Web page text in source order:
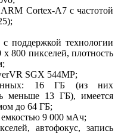
Cortex-A7 с частотой
поддержкой технологии
800 пикселей, плотность
SGX 544MP;
16 ГБ (из них
меньше 13 ГБ), имеется
до 64 ГБ;
9 000 мАч;
автофокус, запись